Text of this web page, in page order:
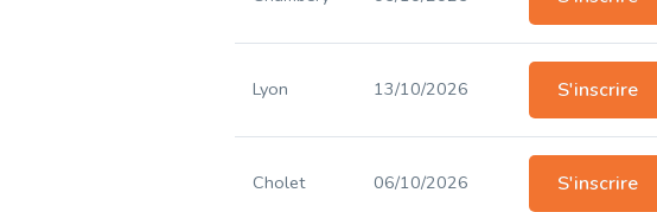
Lyon 13/10/2026 S'inscrire
Cholet 06/10/2026 S'inscrire